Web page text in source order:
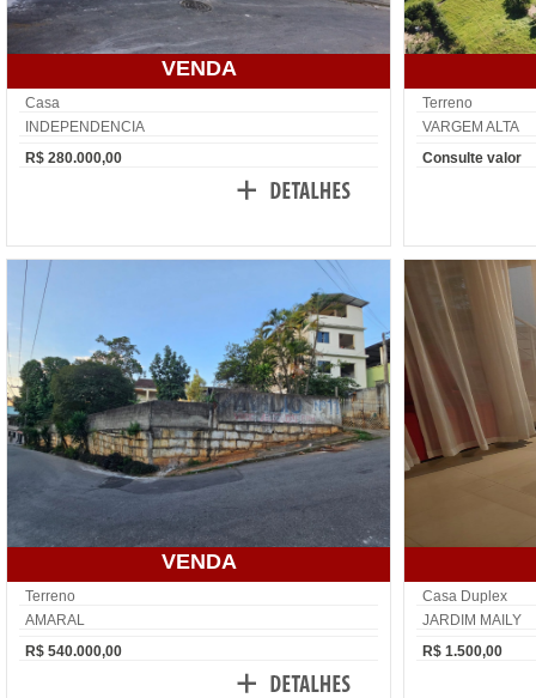
VENDA
Casa
INDEPENDENCIA
R$ 280.000,00
Terreno
VARGEM ALTA
Consulte valor
VENDA
Terreno
AMARAL
R$ 540.000,00
Casa Duplex
JARDIM MAILY
R$ 1.500,00